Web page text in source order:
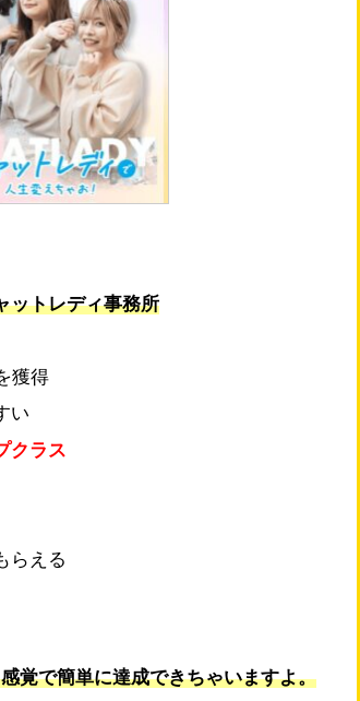
ットレディ事務所
獲得
い
クラス
らえる
覚で簡単に達成できちゃいますよ。